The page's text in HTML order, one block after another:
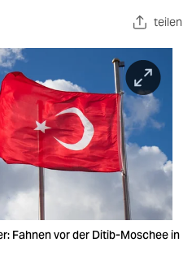
teilen
Fahnen vor der Ditib-Moschee in